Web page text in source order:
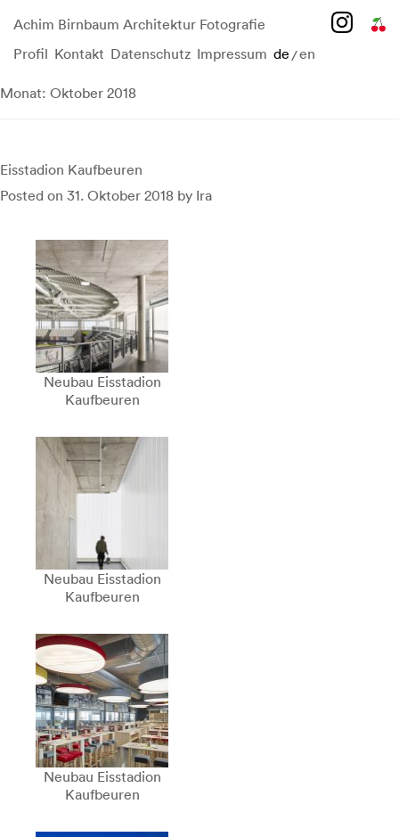
Achim Birnbaum Architektur Fotografie
Profil Kontakt Datenschutz Impressum de/en
Skip
content
Monat: Oktober 2018
Eisstadion Kaufbeuren
Posted on 31. Oktober 2018 by Ira
Neubau Eisstadion
Kaufbeuren
Neubau Eisstadion
Kaufbeuren
Neubau Eisstadion
Kaufbeuren